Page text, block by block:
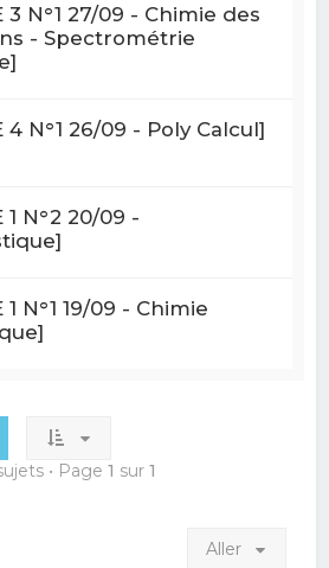
3 N°1 27/09 - Chimie des
- Spectrométrie
4 N°1 26/09 - Poly Calcul]
1 N°2 20/09 -
1 N°1 19/09 - Chimie
• Page 1 sur 1
Aller